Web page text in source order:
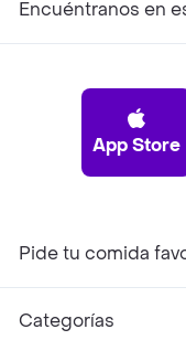
Encuéntranos en
App Store
Pide tu comida
Categorías